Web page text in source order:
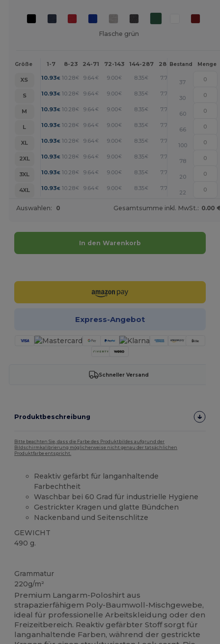
Flasche grün
Größe 1-7 8-23 24-71 72-143 144-287 288 + Mehr
Bestand Menge
XS 10.93€ 10.28€ 9.64€ 9.00€ 8.35€ 7.71 +
37
S
10.93€ 10.28€ 9.64€ 9.00€ 8.35€ 7.71 +
30
M
10.93€ 10.28€ 9.64€ 9.00€ 8.35€ 7.71 +
60
L
10.93€ 10.28€ 9.64€ 9.00€ 8.35€ 7.71 +
66
XL
10.93€ 10.28€ 9.64€ 9.00€ 8.35€ 7.71 +
100
2XL
10.93€ 10.28€ 9.64€ 9.00€ 8.35€ 7.71 +
78
3XL
10.93€ 10.28€ 9.64€ 9.00€ 8.35€ 7.71 +
20
4XL
10.93€ 10.28€ 9.64€ 9.00€ 8.35€ 7.71 +
22
Auswahlen: 0 Gesamtsumme inkl. MwSt.: 0.00
In den Warenkorb
Express-Angebot
Schneller Versand
Produktbeschreibung
Bitte beachten Sie, dass die Farbe des Produktbildes aufgrund der
Bildschirmkalibrierung möglicherweise nicht genau der tatsächlichen
Produktfarbe entspricht.
Reaktiv gefärbt für langanhaltende
Farbechtheit
Waschbar bei 60 Grad für industrielle Hygiene
Gestrickter Kragen und glatte Bündchen
Nackenband und Seitenschlitze
GEWICHT
490 g.
Grammatur
220g/m²
Premium Langarm-Poloshirt aus
strapazierfähigem Poly-Baumwoll-Mischgewebe,
ideal für professionelle Arbeitskleidung oder den
Freizeitbereich. Reaktiv gefärbter Stoff sorgt für
langanhaltende Farben, während der gestrickte